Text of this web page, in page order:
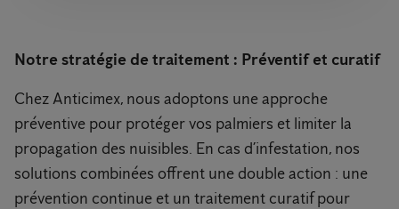
Notre stratégie de traitement : Préventif et curatif
Chez Anticimex, nous adoptons une approche
préventive pour protéger vos palmiers et limiter la
propagation des nuisibles. En cas d’infestation, nos
solutions combinées offrent une double action : une
prévention continue et un traitement curatif pour